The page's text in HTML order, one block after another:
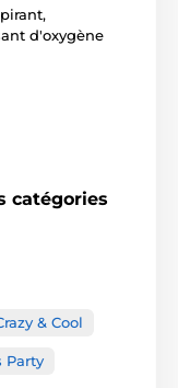
d'oxygène
catégories
& Cool
Party